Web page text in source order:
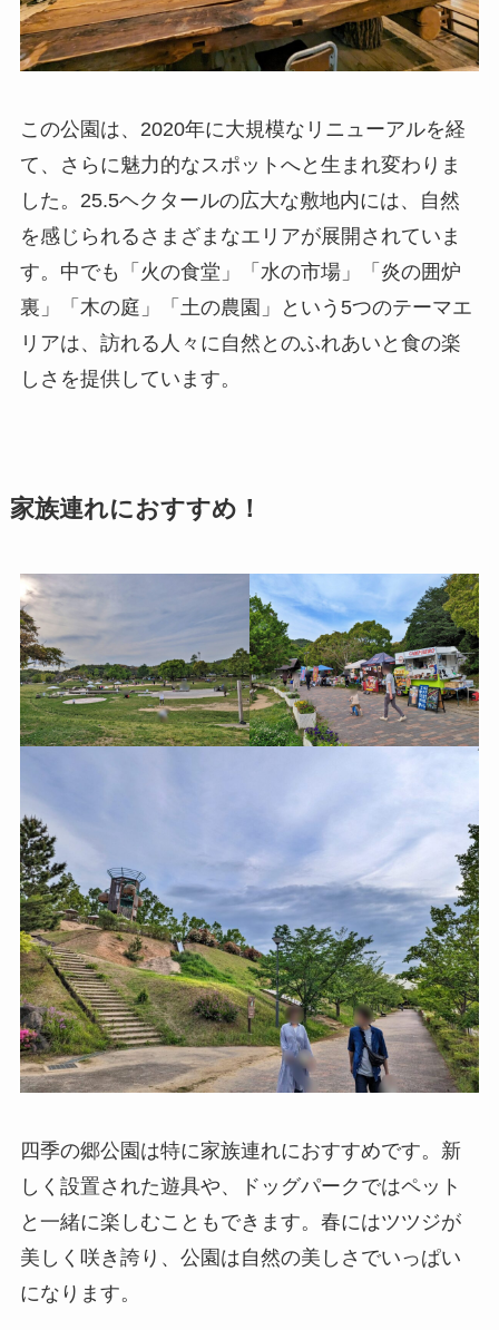
この公園は、2020年に大規模なリニューアルを経
て、さらに魅力的なスポットへと生まれ変わりま
した。25.5ヘクタールの広大な敷地内には、自然
を感じられるさまざまなエリアが展開されていま
す。中でも「火の食堂」「水の市場」「炎の囲炉
裏」「木の庭」「土の農園」という5つのテーマエ
リアは、訪れる人々に自然とのふれあいと食の楽
しさを提供しています。
家族連れにおすすめ！
四季の郷公園は特に家族連れにおすすめです。新
しく設置された遊具や、ドッグパークではペット
と一緒に楽しむこともできます。春にはツツジが
美しく咲き誇り、公園は自然の美しさでいっぱい
になります。